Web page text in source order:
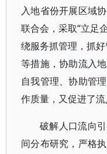
入地省份开展区域
联合会，采取“立足
绕服务抓管理，抓
等措施，协助流入
自我管理、协助管
作质量，又促进了流
破解人口流向
间分布研究，严格